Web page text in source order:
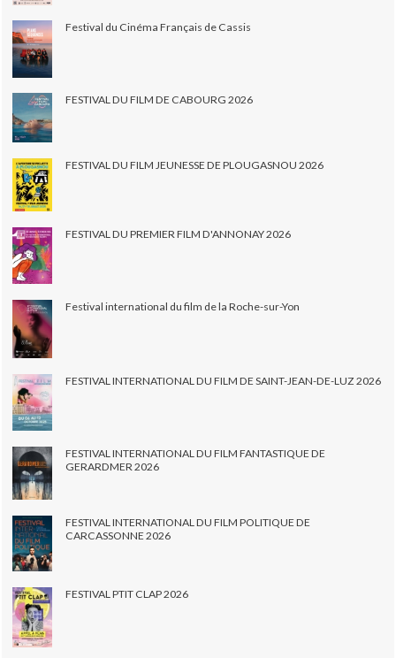
Festival du Cinéma Français de Cassis
FESTIVAL DU FILM DE CABOURG 2026
FESTIVAL DU FILM JEUNESSE DE PLOUGASNOU 2026
FESTIVAL DU PREMIER FILM D'ANNONAY 2026
Festival international du film de la Roche-sur-Yon
FESTIVAL INTERNATIONAL DU FILM DE SAINT-JEAN-DE-LUZ 2026
FESTIVAL INTERNATIONAL DU FILM FANTASTIQUE DE
GERARDMER 2026
FESTIVAL INTERNATIONAL DU FILM POLITIQUE DE
CARCASSONNE 2026
FESTIVAL PTIT CLAP 2026